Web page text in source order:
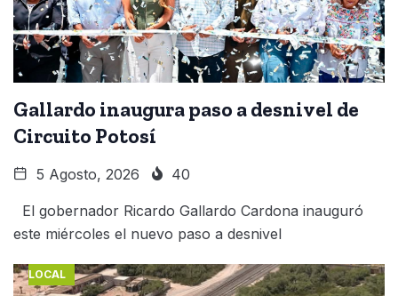
Gallardo inaugura paso a desnivel de
Circuito Potosí
5 Agosto, 2026 40
El gobernador Ricardo Gallardo Cardona inauguró
este miércoles el nuevo paso a desnivel
LOCAL